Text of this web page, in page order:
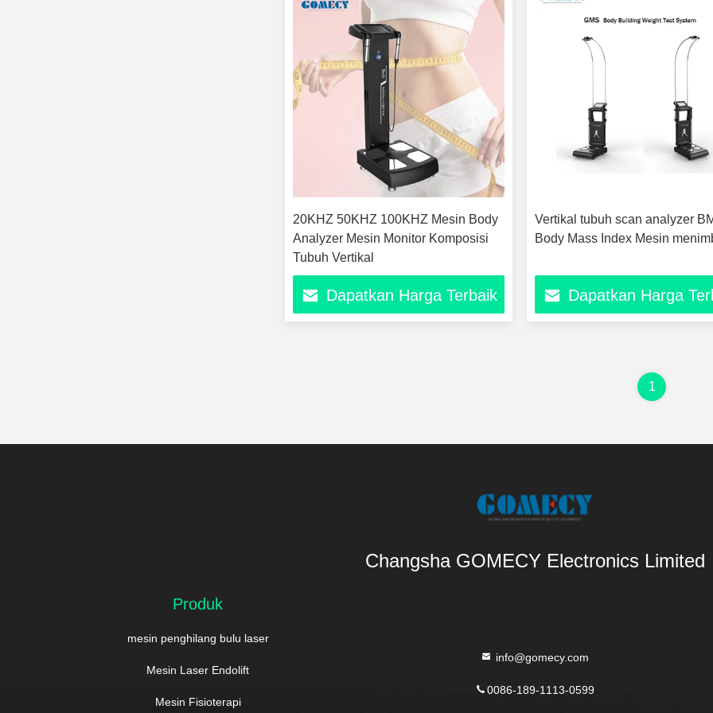
20KHZ 50KHZ 100KHZ Mesin Body
Analyzer Mesin Monitor Komposisi
Tubuh Vertikal
Dapatkan Harga Terbaik
Vertikal tubuh scan analyzer
Body Mass Index Mesin
Dapatkan Harga
1
Changsha GOMECY Electronics Limited
Produk
mesin penghilang bulu laser
Mesin Laser Endolift
Mesin Fisioterapi
info@gomecy.com
0086-189-1113-0599